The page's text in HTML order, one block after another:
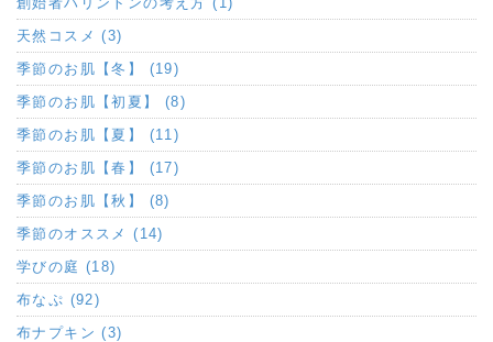
天然コスメ (3)
季節のお肌【冬】 (19)
季節のお肌【初夏】 (8)
季節のお肌【夏】 (11)
季節のお肌【春】 (17)
季節のお肌【秋】 (8)
季節のオススメ (14)
学びの庭 (18)
布なぷ (92)
布ナプキン (3)